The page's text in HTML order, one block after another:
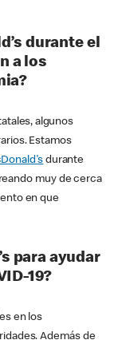
durante el
a los
algunos
Estamos
durante
muy de cerca
en que
para ayudar
19?
en los
Además de